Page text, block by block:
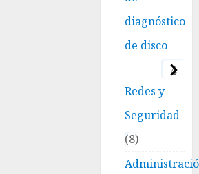
diagnóstico
de disco
4
Redes y
Seguridad
8